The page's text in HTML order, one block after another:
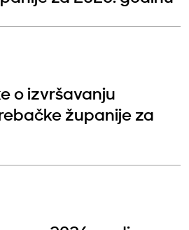
o izvršavanju
županije za